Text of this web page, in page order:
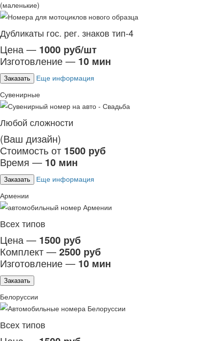
(маленькие)
Дубликаты гос. рег. знаков тип-4
Цена — 1000 руб/шт
Изготовление — 10 мин
Заказать
Еще информация
Сувенирные
Любой сложности
(Ваш дизайн)
Стоимость от 1500 руб
Время — 10 мин
Заказать
Еще информация
Армении
Всех типов
Цена — 1500 руб
Комплект — 2500 руб
Изготовление — 10 мин
Заказать
Белоруссии
Всех типов